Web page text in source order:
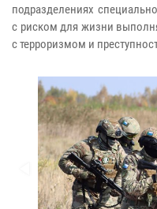
подразделениях
с риском для жизни
с терроризмом и